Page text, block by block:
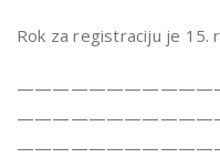
Rok za registraciju je 15.